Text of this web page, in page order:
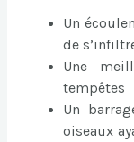
Un
de
Une
tempêtes
Un
oiseaux